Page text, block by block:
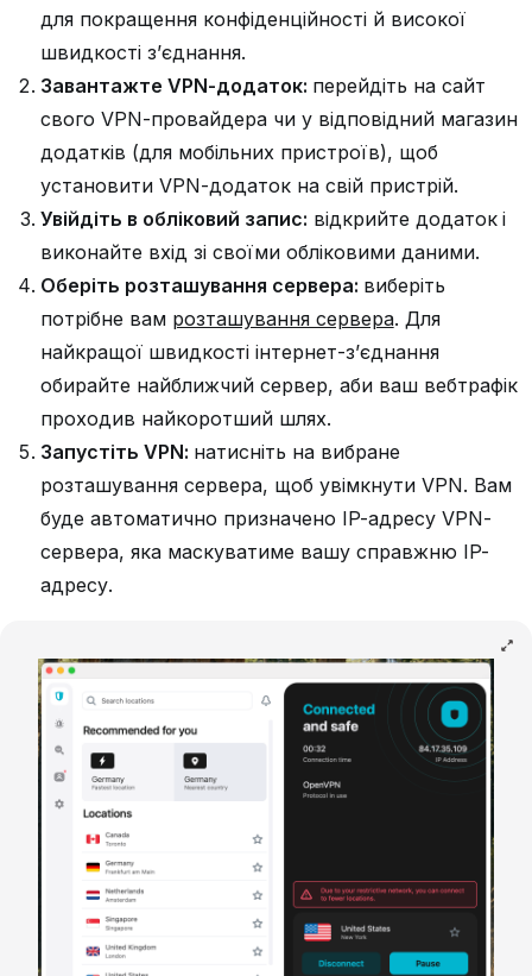
для покращення конфіденційності й високої
швидкості з’єднання.
Завантажте VPN-додаток: перейдіть на сайт
свого VPN-провайдера чи у відповідний магазин
додатків (для мобільних пристроїв), щоб
установити VPN-додаток на свій пристрій.
Увійдіть в обліковий запис: відкрийте додаток і
виконайте вхід зі своїми обліковими даними.
Оберіть розташування сервера: виберіть
потрібне вам розташування сервера. Для
найкращої швидкості інтернет-з’єднання
обирайте найближчий сервер, аби ваш вебтрафік
проходив найкоротший шлях.
Запустіть VPN: натисніть на вибране
розташування сервера, щоб увімкнути VPN. Вам
буде автоматично призначено IP-адресу VPN-
сервера, яка маскуватиме вашу справжню IP-
адресу.